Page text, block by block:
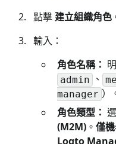
點擊 建立組織角色
輸入：
角色名稱：
admin 、
manager ）
角色類型：
(M2M) 。 僅
Logto